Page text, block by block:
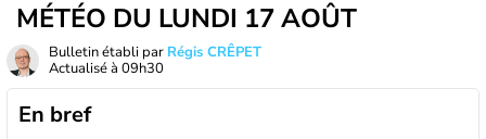
MÉTÉO DU LUNDI 17 AOÛT
Bulletin établi par Régis CRÊPET
Actualisé à 09h30
En bref